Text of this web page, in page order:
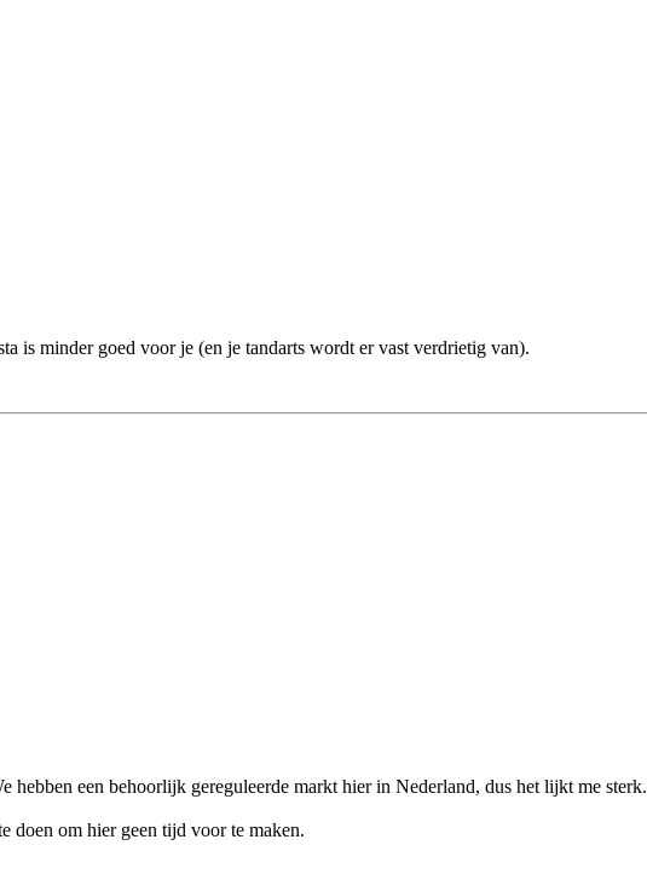
is minder goed voor je (en je tandarts wordt er vast verdrietig van).
een behoorlijk gereguleerde markt hier in Nederland, dus het lijkt me sterk.
doen om hier geen tijd voor te maken.